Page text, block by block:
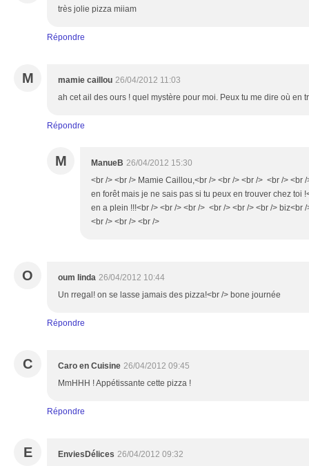
très jolie pizza miiam
Répondre
M mamie caillou 26/04/2012 11:03
ah cet ail des ours ! quel mystère pour moi. Peux tu me dire où en
Répondre
M ManueB 26/04/2012 15:30
<br /> <br /> Mamie Caillou,<br /> <br /> <br /> <br /> <br
en forêt mais je ne sais pas si tu peux en trouver chez toi
en a plein !!!<br /> <br /> <br /> <br /> <br /> <br /> biz<br
<br /> <br /> <br />
O oum linda 26/04/2012 10:44
Un rregal! on se lasse jamais des pizza!<br /> bone journée
Répondre
C Caro en Cuisine 26/04/2012 09:45
MmHHH ! Appétissante cette pizza !
Répondre
E EnviesDélices 26/04/2012 09:32